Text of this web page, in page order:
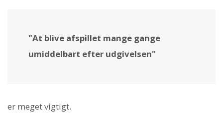
"At blive afspillet mange gange
umiddelbart efter udgivelsen"
er meget vigtigt.